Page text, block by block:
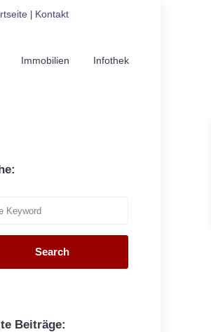
| Kontakt
Immobilien Infothek
Search
Beiträge: